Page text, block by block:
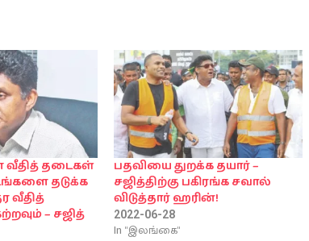
வீதித் தடைகள்
தடுக்க
வீதித்
– சஜித்
பதவியை துறக்க தயார் –
சஜித்திற்கு பகிரங்க சவால்
விடுத்தார் ஹரின்!
2022-06-28
In "இலங்கை"